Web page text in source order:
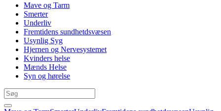
Mave og Tarm
Smerter
Underliv
Fremtidens sundhetdsvæsen
Usynlig Syg
Hjernen og Nervesystemet
Kvinders helse
Mænds Helse
Syn og hørelse